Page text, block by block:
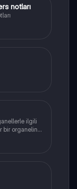
notları
ilgili
bir organelin